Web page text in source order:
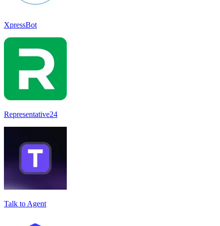
XpressBot
Representative24
Talk to Agent